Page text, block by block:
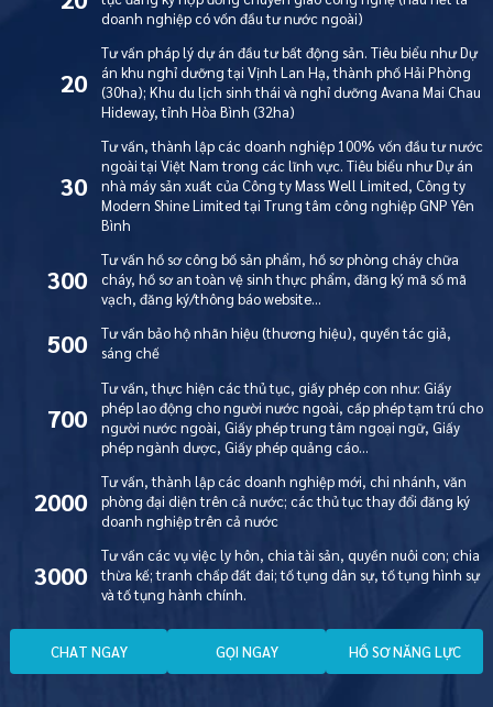
doanh nghiệp có vốn đầu tư nước ngoài)
20
Tư vấn pháp lý dự án đầu tư bất động sản. Tiêu biểu như Dự
án khu nghỉ dưỡng tại Vịnh Lan Hạ, thành phố Hải Phòng
(30ha); Khu du lịch sinh thái và nghỉ dưỡng Avana Mai Chau
Hideway, tỉnh Hòa Bình (32ha)
30
Tư vấn, thành lập các doanh nghiệp 100% vốn đầu tư nước
ngoài tại Việt Nam trong các lĩnh vực. Tiêu biểu như Dự án
nhà máy sản xuất của Công ty Mass Well Limited, Công ty
Modern Shine Limited tại Trung tâm công nghiệp GNP Yên
Bình
300
Tư vấn hồ sơ công bố sản phẩm, hồ sơ phòng cháy chữa
cháy, hồ sơ an toàn vệ sinh thực phẩm, đăng ký mã số mã
vạch, đăng ký/thông báo website…
500
Tư vấn bảo hộ nhãn hiệu (thương hiệu), quyền tác giả,
sáng chế
700
Tư vấn, thực hiện các thủ tục, giấy phép con như: Giấy
phép lao động cho người nước ngoài, cấp phép tạm trú cho
người nước ngoài, Giấy phép trung tâm ngoại ngữ, Giấy
phép ngành dược, Giấy phép quảng cáo…
2000
Tư vấn, thành lập các doanh nghiệp mới, chi nhánh, văn
phòng đại diện trên cả nước; các thủ tục thay đổi đăng ký
doanh nghiệp trên cả nước
3000
Tư vấn các vụ việc ly hôn, chia tài sản, quyền nuôi con; chia
thừa kế; tranh chấp đất đai; tố tụng dân sự, tố tụng hình sự
và tố tụng hành chính.
CHAT NGAY GỌI NGAY HỒ SƠ NĂNG LỰC